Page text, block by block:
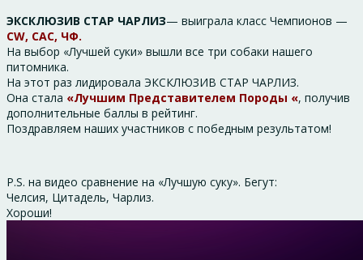
ЭКСКЛЮЗИВ СТАР ЧАРЛИЗ— выиграла класс Чемпионов —
CW, CAC, ЧФ.
На выбор «Лучшей суки» вышли все три собаки нашего
питомника.
На этот раз лидировала ЭКСКЛЮЗИВ СТАР ЧАРЛИЗ.
Она стала «Лучшим Представителем Породы «, получив
дополнительные баллы в рейтинг.
Поздравляем наших участников с победным результатом!
P.S. на видео сравнение на «Лучшую суку». Бегут:
Челсия, Цитадель, Чарлиз.
Хороши!